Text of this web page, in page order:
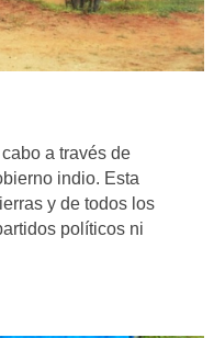
a través de
indio. Esta
y de todos los
políticos ni